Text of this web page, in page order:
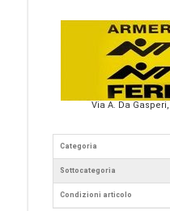
Via A. Da
Categoria
Sottocategoria
Condizioni articolo